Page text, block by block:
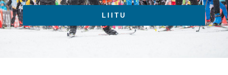
LIITU